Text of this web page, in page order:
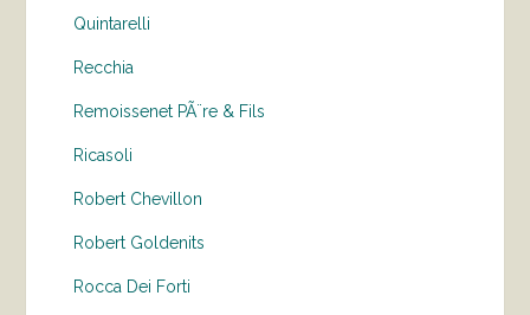
Quintarelli
Recchia
Remoissenet PÃ¨re & Fils
Ricasoli
Robert Chevillon
Robert Goldenits
Rocca Dei Forti